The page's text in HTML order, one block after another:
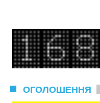
ОГОЛОШЕННЯ